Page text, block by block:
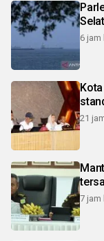
6 jam
21
7 jam